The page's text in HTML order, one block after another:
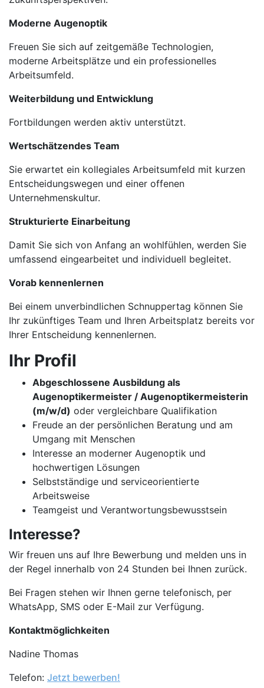
Moderne Augenoptik
Freuen Sie sich auf zeitgemäße Technologien,
moderne Arbeitsplätze und ein professionelles
Arbeitsumfeld.
Weiterbildung und Entwicklung
Fortbildungen werden aktiv unterstützt.
Wertschätzendes Team
Sie erwartet ein kollegiales Arbeitsumfeld mit kurzen
Entscheidungswegen und einer offenen
Unternehmenskultur.
Strukturierte Einarbeitung
Damit Sie sich von Anfang an wohlfühlen, werden Sie
umfassend eingearbeitet und individuell begleitet.
Vorab kennenlernen
Bei einem unverbindlichen Schnuppertag können Sie
Ihr zukünftiges Team und Ihren Arbeitsplatz bereits vor
Ihrer Entscheidung kennenlernen.
Ihr Profil
Abgeschlossene Ausbildung als
Augenoptikermeister / Augenoptikermeisterin
(m/w/d) oder vergleichbare Qualifikation
Freude an der persönlichen Beratung und am
Umgang mit Menschen
Interesse an moderner Augenoptik und
hochwertigen Lösungen
Selbstständige und serviceorientierte
Arbeitsweise
Teamgeist und Verantwortungsbewusstsein
Interesse?
Wir freuen uns auf Ihre Bewerbung und melden uns in
der Regel innerhalb von 24 Stunden bei Ihnen zurück.
Bei Fragen stehen wir Ihnen gerne telefonisch, per
WhatsApp, SMS oder E-Mail zur Verfügung.
Kontaktmöglichkeiten
Nadine Thomas
Telefon: Jetzt bewerben!